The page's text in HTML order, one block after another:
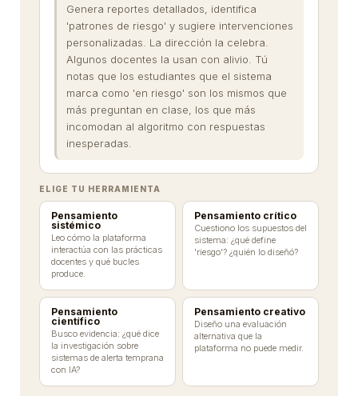
Genera reportes detallados, identifica
'patrones de riesgo' y sugiere intervenciones
personalizadas. La dirección la celebra.
Algunos docentes la usan con alivio. Tú
notas que los estudiantes que el sistema
marca como 'en riesgo' son los mismos que
más preguntan en clase, los que más
incomodan al algoritmo con respuestas
inesperadas.
ELIGE TU HERRAMIENTA
Pensamiento
sistémico
Leo cómo la plataforma
interactúa con las prácticas
docentes y qué bucles
produce.
Pensamiento crítico
Cuestiono los supuestos del
sistema: ¿qué define
'riesgo'? ¿quién lo diseñó?
Pensamiento
científico
Busco evidencia: ¿qué dice
la investigación sobre
sistemas de alerta temprana
con IA?
Pensamiento creativo
Diseño una evaluación
alternativa que la
plataforma no puede medir.